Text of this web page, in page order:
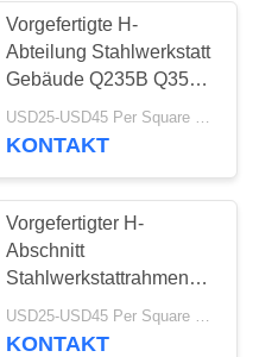
17
8
Vorgefertigte H-
Abteilung Stahlwerkstatt
Gebäude Q235B Q355B
ASTM A36
KONTAKT
Vorgefertigter H-
Abschnitt
Stahlwerkstattrahmen
mit hoher
Windbeständigkeit
USD25-USD45 Per Square Meter MOQ:200 Quadratmeter
KONTAKT